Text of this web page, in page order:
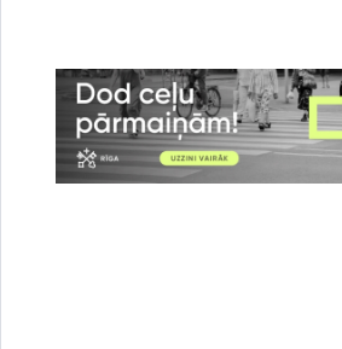
14.sēde (ārkārtas)
Sēdes darba kārtība: Grozījumi
gada 19. aprīļa saistošajos
kārtību, kādā tiek…